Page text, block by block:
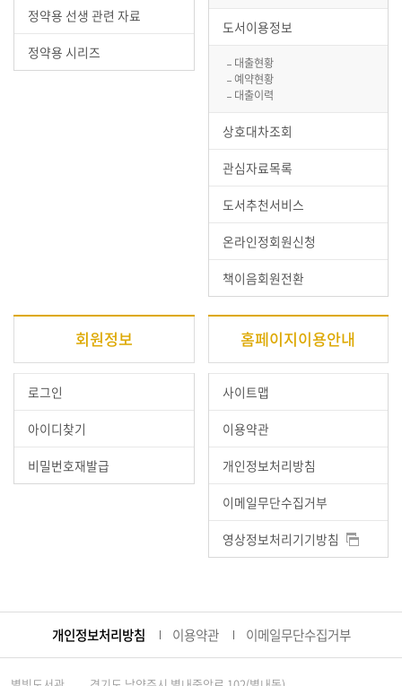
정약용 선생 관련 자료
정약용 시리즈
도서이용정보
대출현황
예약현황
대출이력
상호대차조회
관심자료목록
도서추천서비스
온라인정회원신청
책이음회원전환
회원정보
로그인
아이디찾기
비밀번호재발급
홈페이지이용안내
사이트맵
이용약관
개인정보처리방침
이메일무단수집거부
영상정보처리기기방침
개인정보처리방침 이용약관 이메일무단수집거부